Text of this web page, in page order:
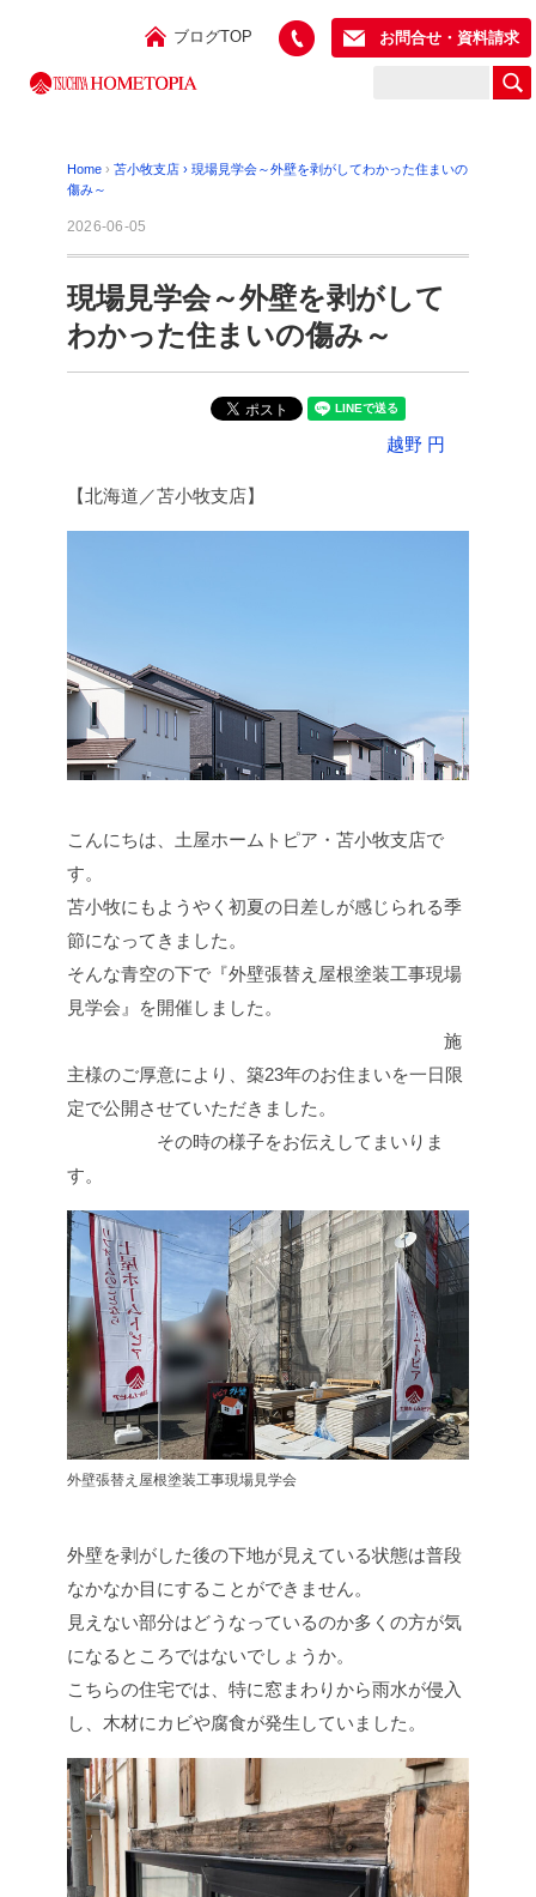
ブログTOP お問合せ・資料請求
Home › 苫小牧支店 › 現場見学会～外壁を剥がしてわかった住まいの
傷み～
2026-06-05
現場見学会～外壁を剥がして
わかった住まいの傷み～
越野 円
【北海道／苫小牧支店】
こんにちは、土屋ホームトピア・苫小牧支店で
す。
苫小牧にもようやく初夏の日差しが感じられる季
節になってきました。
そんな青空の下で『外壁張替え屋根塗装工事現場
見学会』を開催しました。
施
主様のご厚意により、築23年のお住まいを一日限
定で公開させていただきました。
その時の様子をお伝えしてまいりま
す。
外壁張替え屋根塗装工事現場見学会
外壁を剥がした後の下地が見えている状態は普段
なかなか目にすることができません。
見えない部分はどうなっているのか多くの方が気
になるところではないでしょうか。
こちらの住宅では、特に窓まわりから雨水が侵入
し、木材にカビや腐食が発生していました。